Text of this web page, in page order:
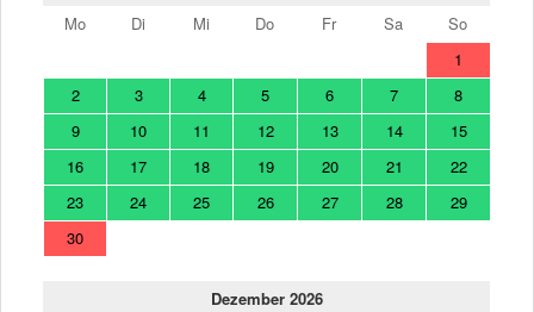
Mo
Di Mi Do Fr Sa
So
1
2
3 4 5 6 7
8
9
10 11 12 13 14
15
16
17 18 19 20 21
22
23
24 25 26 27 28
29
30
Dezember 2026